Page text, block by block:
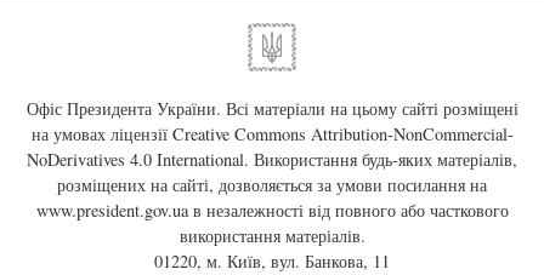
Офіс Президента України. Всі матеріали на цьому сайті розміщені
на умовах ліцензії Creative Commons Attribution-NonCommercial-
NoDerivatives 4.0 International. Використання будь-яких матеріалів,
розміщених на сайті, дозволяється за умови посилання на
www.president.gov.uaв незалежності від повного або часткового
використання матеріалів.
01220, м. Київ, вул. Банкова, 11